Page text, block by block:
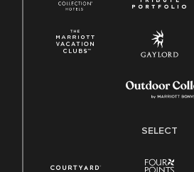
SELECT